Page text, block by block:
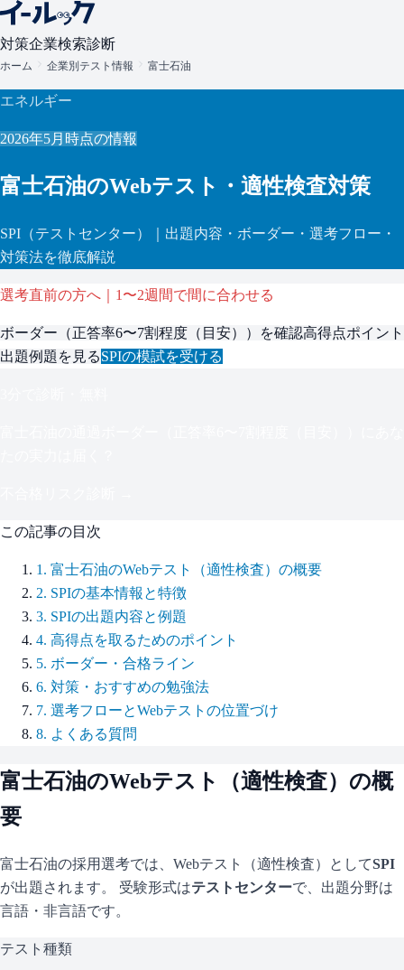
対策企業検索診断
ホーム 企業別テスト情報 富士石油
エネルギー
2026年5月 時点の情報
富士石油のWebテスト・適性検査対策
SPI （テストセンター）
｜出題内容・ボーダー・選考フロー・
対策法を徹底解説
選考直前の方へ｜1〜2週間で間に合わせる
ボーダー（正答率6〜7割程度（目安） ）を確認高得点ポイント
出題例題を見るSPIの模試を受ける
この記事の目次
1 . 富士石油のWebテスト（適性検査）の概要
2. SPIの基本情報と特徴
3. SPIの出題内容と例題
4. 高得点を取るためのポイント
5. ボーダー・合格ライン
6. 対策・おすすめの勉強法
7. 選考フローとWebテストの位置づけ
8. よくある質問
富士石油のWebテスト（適性検査）の概
要
富士石油の採用選考では、Webテスト（適性検査）としてSPI
が出題されます。 受験形式はテストセンターで、 出題分野は
言語・非言語です。
テスト種類